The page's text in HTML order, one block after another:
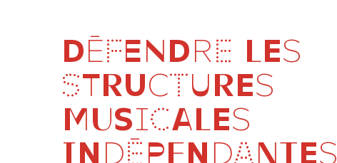
DÉFENDRE LES
STRUCTURES
MUSICALES
INDÉPENDANTES